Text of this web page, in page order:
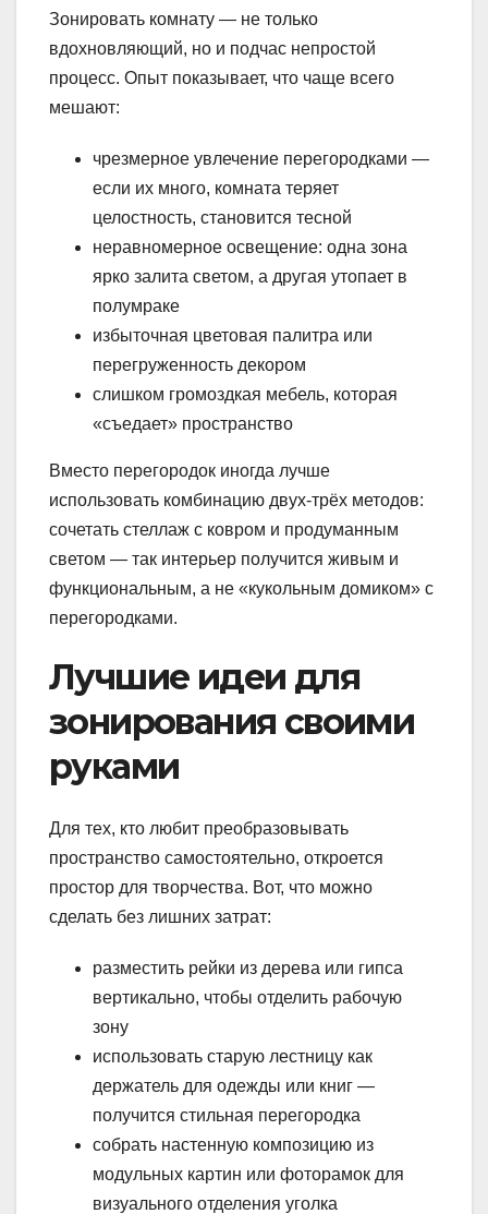
Зонировать комнату — не только
вдохновляющий, но и подчас непростой
процесс. Опыт показывает, что чаще всего
мешают:
чрезмерное увлечение перегородками —
если их много, комната теряет
целостность, становится тесной
неравномерное освещение: одна зона
ярко залита светом, а другая утопает в
полумраке
избыточная цветовая палитра или
перегруженность декором
слишком громоздкая мебель, которая
«съедает» пространство
Вместо перегородок иногда лучше
использовать комбинацию двух-трёх методов:
сочетать стеллаж с ковром и продуманным
светом — так интерьер получится живым и
функциональным, а не «кукольным домиком» с
перегородками.
Лучшие идеи для
зонирования своими
руками
Для тех, кто любит преобразовывать
пространство самостоятельно, откроется
простор для творчества. Вот, что можно
сделать без лишних затрат:
разместить рейки из дерева или гипса
вертикально, чтобы отделить рабочую
зону
использовать старую лестницу как
держатель для одежды или книг —
получится стильная перегородка
собрать настенную композицию из
модульных картин или фоторамок для
визуального отделения уголка